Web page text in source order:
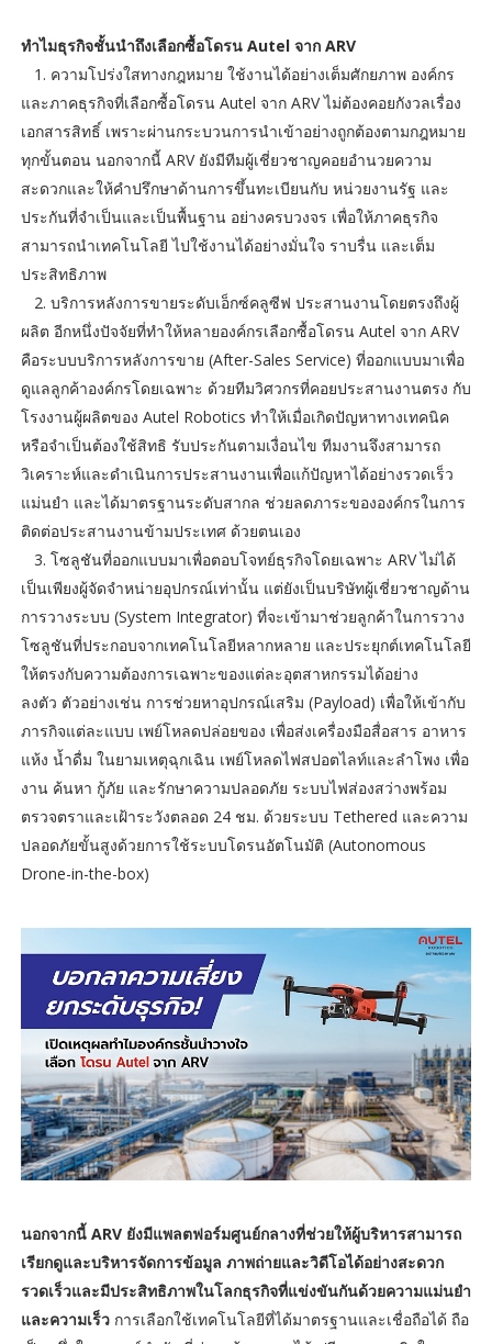
ทำไมธุรกิจชั้นนำถึงเลือกซื้อโดรน Autel จาก ARV
1. ความโปร่งใสทางกฎหมาย ใช้งานได้อย่างเต็มศักยภาพ องค์กร
และภาคธุรกิจที่เลือกซื้อโดรน Autel จาก ARV ไม่ต้องคอยกังวลเรื่อง
เอกสารสิทธิ์ เพราะผ่านกระบวนการนำเข้าอย่างถูกต้องตามกฎหมาย
ทุกขั้นตอน นอกจากนี้ ARV ยังมีทีมผู้เชี่ยวชาญคอยอำนวยความ
สะดวกและให้คำปรึกษาด้านการขึ้นทะเบียนกับ หน่วยงานรัฐ และ
ประกันที่จำเป็นและเป็นพื้นฐาน อย่างครบวงจร เพื่อให้ภาคธุรกิจ
สามารถนำเทคโนโลยี ไปใช้งานได้อย่างมั่นใจ ราบรื่น และเต็ม
ประสิทธิภาพ
2. บริการหลังการขายระดับเอ็กซ์คลูซีฟ ประสานงานโดยตรงถึงผู้
ผลิต อีกหนึ่งปัจจัยที่ทำให้หลายองค์กรเลือกซื้อโดรน Autel จาก ARV
คือระบบบริการหลังการขาย (After-Sales Service) ที่ออกแบบมาเพื่อ
ดูแลลูกค้าองค์กรโดยเฉพาะ ด้วยทีมวิศวกรที่คอยประสานงานตรง กับ
โรงงานผู้ผลิตของ Autel Robotics ทำให้เมื่อเกิดปัญหาทางเทคนิค
หรือจำเป็นต้องใช้สิทธิ รับประกันตามเงื่อนไข ทีมงานจึงสามารถ
วิเคราะห์และดำเนินการประสานงานเพื่อแก้ปัญหาได้อย่างรวดเร็ว
แม่นยำ และได้มาตรฐานระดับสากล ช่วยลดภาระขององค์กรในการ
ติดต่อประสานงานข้ามประเทศ ด้วยตนเอง
3. โซลูชันที่ออกแบบมาเพื่อตอบโจทย์ธุรกิจโดยเฉพาะ ARV ไม่ได้
เป็นเพียงผู้จัดจำหน่ายอุปกรณ์เท่านั้น แต่ยังเป็นบริษัทผู้เชี่ยวชาญด้าน
การวางระบบ (System Integrator) ที่จะเข้ามาช่วยลูกค้าในการวาง
โซลูชันที่ประกอบจากเทคโนโลยีหลากหลาย และประยุกต์เทคโนโลยี
ให้ตรงกับความต้องการเฉพาะของแต่ละอุตสาหกรรมได้อย่าง
ลงตัว ตัวอย่างเช่น การช่วยหาอุปกรณ์เสริม (Payload) เพื่อให้เข้ากับ
ภารกิจแต่ละแบบ เพย์โหลดปล่อยของ เพื่อส่งเครื่องมือสื่อสาร อาหาร
แห้ง น้ำดื่ม ในยามเหตุฉุกเฉิน เพย์โหลดไฟสปอตไลท์และลำโพง เพื่อ
งาน ค้นหา กู้ภัย และรักษาความปลอดภัย ระบบไฟส่องสว่างพร้อม
ตรวจตราและเฝ้าระวังตลอด 24 ชม. ด้วยระบบ Tethered และความ
ปลอดภัยขั้นสูงด้วยการใช้ระบบโดรนอัตโนมัติ (Autonomous
Drone-in-the-box)
นอกจากนี้ ARV ยังมีแพลตฟอร์มศูนย์กลางที่ช่วยให้ผู้บริหารสามารถ
เรียกดูและบริหารจัดการข้อมูล ภาพถ่ายและวิดีโอได้อย่างสะดวก
รวดเร็วและมีประสิทธิภาพในโลกธุรกิจที่แข่งขันกันด้วยความแม่นยำ
และความเร็วการเลือกใช้เทคโนโลยีที่ได้มาตรฐานและเชื่อถือได้ ถือ